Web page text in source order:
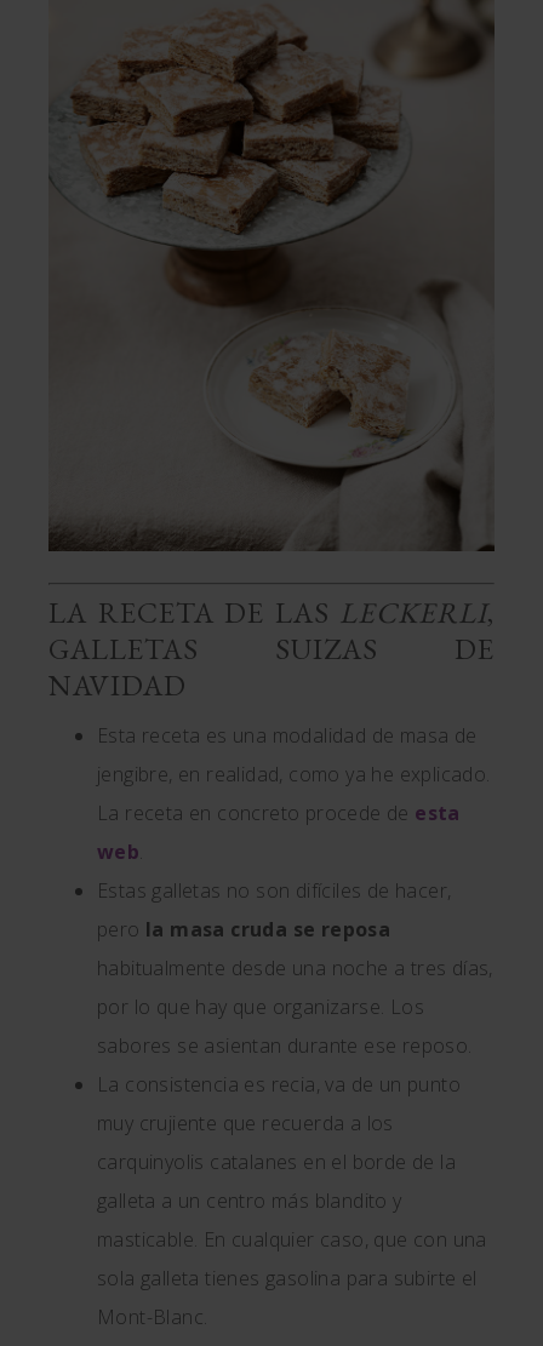
LA RECETA DE LAS LECKERLI,
GALLETAS SUIZAS DE
NAVIDAD
Esta receta es una modalidad de masa de
jengibre, en realidad, como ya he explicado.
La receta en concreto procede de esta
web.
Estas galletas no son difíciles de hacer,
pero la masa cruda se reposa
habitualmente desde una noche a tres días,
por lo que hay que organizarse. Los
sabores se asientan durante ese reposo.
La consistencia es recia, va de un punto
muy crujiente que recuerda a los
carquinyolis catalanes en el borde de la
galleta a un centro más blandito y
masticable. En cualquier caso, que con una
sola galleta tienes gasolina para subirte el
Mont-Blanc.